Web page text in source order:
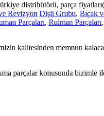
distribütörü, parça
Revizyon Dişli Grubu, Bıçak
Parçaları, Rulman Parçaları,
kalitesinden memnun
parçalar konusunda bizimle